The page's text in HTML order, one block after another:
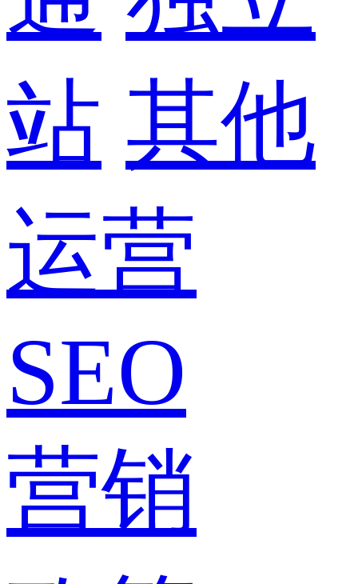
站 其他
运营
SEO
营销